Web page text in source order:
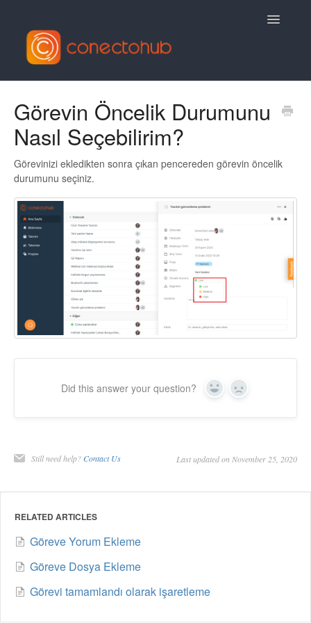
Toggle
Görevin Öncelik Durumunu
Nasıl Seçebilirim?
Görevinizi ekledikten sonra çıkan pencereden görevin öncelik
durumunu seçiniz.
Did this answer your question? Yes No
Still need help? Contact Us Last updated on November 25, 2020
RELATED ARTICLES
Göreve Yorum Ekleme
Göreve Dosya Ekleme
Görevi tamamlandı olarak işaretleme